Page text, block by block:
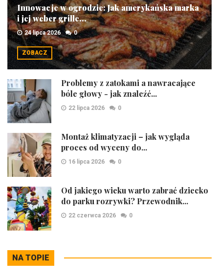
Innowacje w ogrodzie: Jak amerykańska marka
i jej weber grille...
24 lipca 2026 0
ZOBACZ
Problemy z zatokami a nawracające
bóle głowy - jak znaleźć...
22 lipca 2026 0
Montaż klimatyzacji – jak wygląda
proces od wyceny do...
16 lipca 2026 0
Od jakiego wieku warto zabrać dziecko
do parku rozrywki? Przewodnik...
22 czerwca 2026 0
NA TOPIE